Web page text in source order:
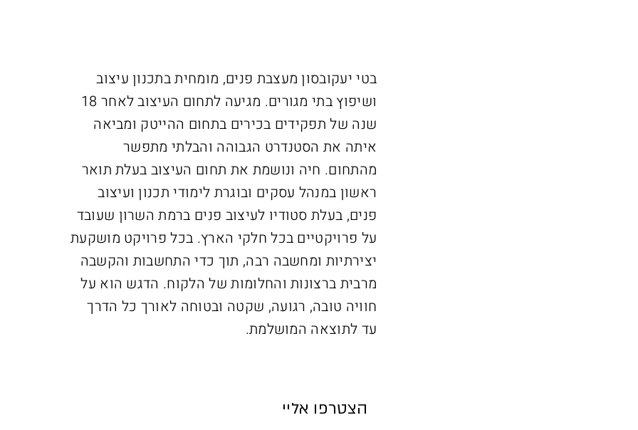
בטי יעקובסון מעצבת פנים, מומחית בתכנון עיצוב
ושיפוץ בתי מגורים. מגיעה לתחום העיצוב לאחר 18
שנה של תפקידים בכירים בתחום ההייטק ומביאה
איתה את הסטנדרט הגבוהה והבלתי מתפשר
מהתחום. חיה ונושמת את תחום העיצוב בעלת תואר
ראשון במנהל עסקים ובוגרת לימודי תכנון ועיצוב
פנים, בעלת סטודיו לעיצוב פנים ברמת השרון שעובד
על פרויקטיים בכל חלקי הארץ. בכל פרויקט מושקעת
יצירתיות ומחשבה רבה, תוך כדי התחשבות והקשבה
מרבית ברצונות והחלומות של הלקוח. הדגש הוא על
חוויה טובה, רגועה, שקטה ובטוחה לאורך כל הדרך
עד לתוצאה המושלמת.
הצטרפו אליי